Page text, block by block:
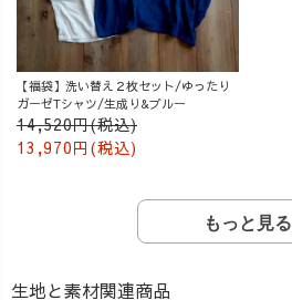
【福袋】洗い替え２枚セット/ゆったり
ガーゼTシャツ/生成り&ブルー
14,520円(税込)
13,970円(税込)
もっと見る
生地と素材関連商品